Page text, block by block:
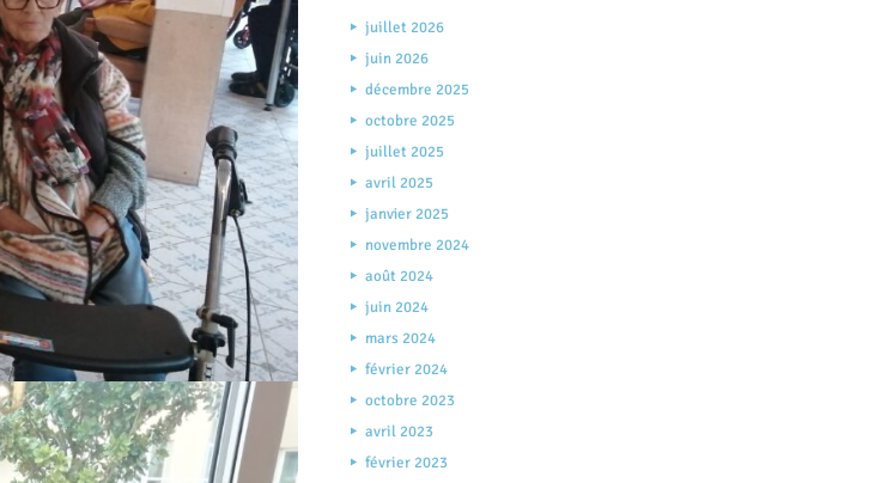
juillet 2026
juin 2026
décembre 2025
octobre 2025
juillet 2025
avril 2025
janvier 2025
novembre 2024
août 2024
juin 2024
mars 2024
février 2024
octobre 2023
avril 2023
février 2023